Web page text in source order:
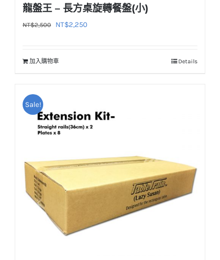
龍盤王 – 長方桌旋轉餐盤(小)
NT$2,500
原
格：
NT$2,250
加入購物車 Details
Sale!